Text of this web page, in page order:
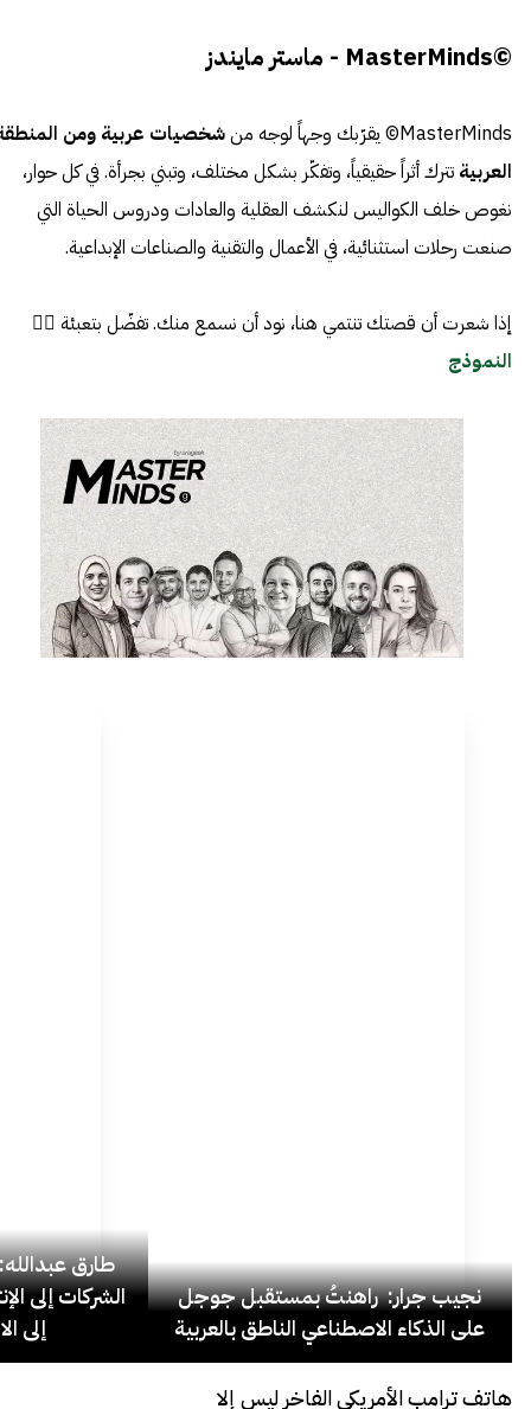
©MasterMinds - ماستر مايندز
MasterMinds© يقرّبك وجهاً لوجه من
شخصيات عربية ومن
العربية تترك أثراً حقيقياً، وتفكّر بشكل مختلف، وتبني بجرأة. في كل حوار،
نغوص خلف الكواليس لنكشف العقلية والعادات ودروس الحياة التي
صنعت رحلات استثنائية، في الأعمال والتقنية والصناعات الإبداعية.
إذا شعرت أن قصتك تنتمي هنا، نود أن نسمع منك. تفضّل بتعبئة 👈🏼
النموذج
نجيب جرار: راهنتُ بمستقبل جوجل
على الذكاء الاصطناعي الناطق بالعربية
الشركات إلى
إلى
هاتف ترامب الأمريكي الفاخر ليس إلا